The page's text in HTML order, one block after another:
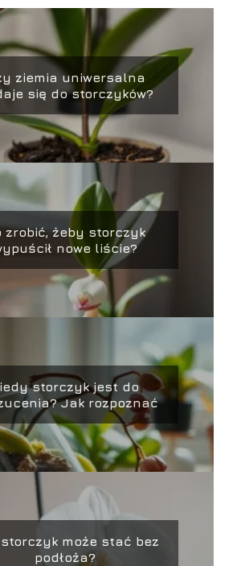
ziemia uniwersalna
się do storczyków?
zrobić, żeby storczyk
nowe liście?
storczyk jest do
Jak rozpoznać
może stać bez
podłoża?